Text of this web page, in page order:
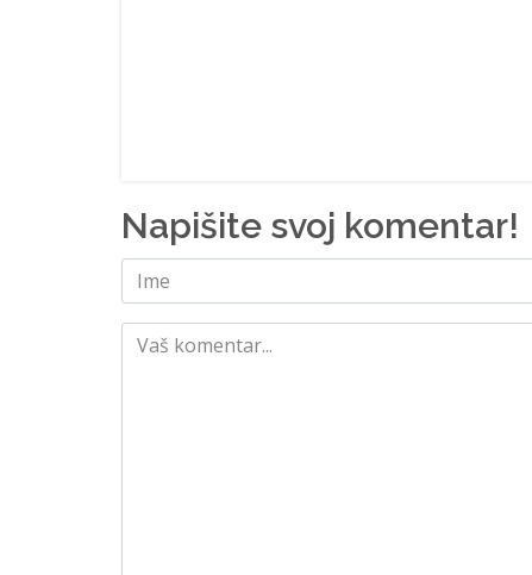
Napišite svoj komentar!